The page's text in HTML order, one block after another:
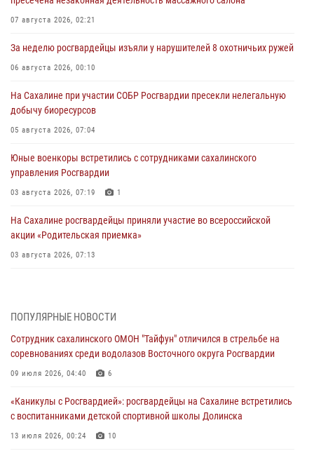
07 августа 2026, 02:21
За неделю росгвардейцы изъяли у нарушителей 8 охотничьих ружей
06 августа 2026, 00:10
На Сахалине при участии СОБР Росгвардии пресекли нелегальную
добычу биоресурсов
05 августа 2026, 07:04
Юные военкоры встретились с сотрудниками сахалинского
управления Росгвардии
03 августа 2026, 07:19 1
На Сахалине росгвардейцы приняли участие во всероссийской
акции «Родительская приемка»
03 августа 2026, 07:13
31 июля 2026, 06:56
Сахалинские росгвардейцы стали лучшими на чемпионате
31 июля 2026, 03:59 1
В Управлении Росгвардии по Сахалинской области прошли учебно-
ПОПУЛЯРНЫЕ НОВОСТИ
Сотрудник сахалинского ОМОН "Тайфун" отличился в стрельбе на
соревнованиях среди водолазов Восточного округа Росгвардии
09 июля 2026, 04:40 6
«Каникулы с Росгвардией»: росгвардейцы на Сахалине встретились
с воспитанниками детской спортивной школы Долинска
13 июля 2026, 00:24 10